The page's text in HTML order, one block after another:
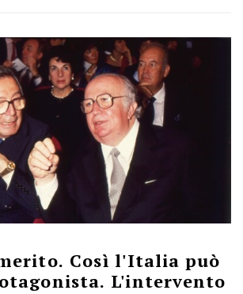
Così l'Italia può
L'intervento